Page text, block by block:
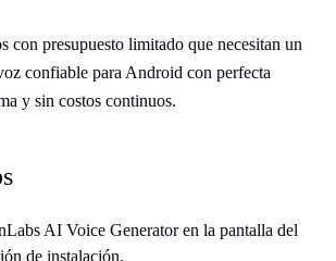
con presupuesto limitado que necesitan un
confiable para Android con perfecta
y sin costos continuos.